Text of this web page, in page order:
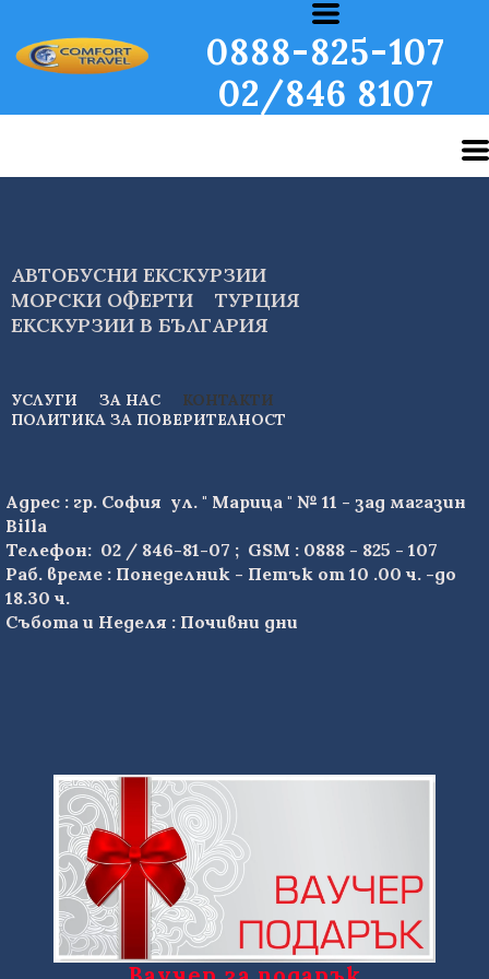
0888-825-107
02/846 8107
АВТОБУСНИ ЕКСКУРЗИИ
МОРСКИ ОФЕРТИ
ТУРЦИЯ
ЕКСКУРЗИИ В БЪЛГАРИЯ
УСЛУГИ ЗА НАС
КОНТАКТИ
ПОЛИТИКА ЗА ПОВЕРИТЕЛНОСТ
Адрес : гр. София ул. " Марица " № 11 - зад магазин
Billa
Телефон: 02 / 846-81-07 ; GSM : 0888 - 825 - 107
Раб. време : Понеделник - Петък от 10 .00 ч. -до
18.30 ч.
Събота и Неделя : Почивни дни